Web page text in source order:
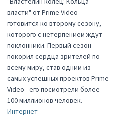
власти" от Prime Video
готовится ко второму сезону,
которого с нетерпением ждут
поклонники. Первый сезон
покорил сердца зрителей по
всему миру, став одним из
самых успешных проектов Prime
Video - его посмотрели более
100 миллионов человек.
Интернет